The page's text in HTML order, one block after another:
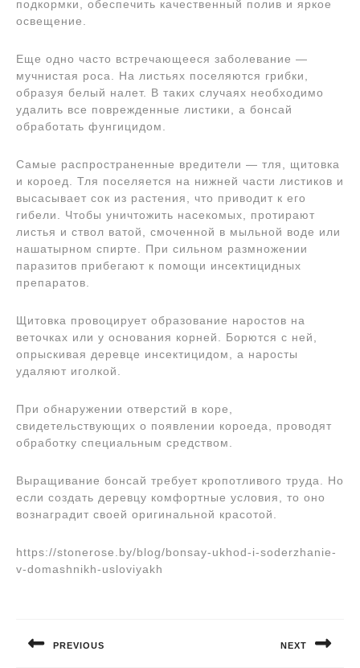
подкормки, обеспечить качественный полив и яркое
освещение.
Еще одно часто встречающееся заболевание —
мучнистая роса. На листьях поселяются грибки,
образуя белый налет. В таких случаях необходимо
удалить все поврежденные листики, а бонсай
обработать фунгицидом.
Самые распространенные вредители — тля, щитовка
и короед. Тля поселяется на нижней части листиков и
высасывает сок из растения, что приводит к его
гибели. Чтобы уничтожить насекомых, протирают
листья и ствол ватой, смоченной в мыльной воде или
нашатырном спирте. При сильном размножении
паразитов прибегают к помощи инсектицидных
препаратов.
Щитовка провоцирует образование наростов на
веточках или у основания корней. Борются с ней,
опрыскивая деревце инсектицидом, а наросты
удаляют иголкой.
При обнаружении отверстий в коре,
свидетельствующих о появлении короеда, проводят
обработку специальным средством.
Выращивание бонсай требует кропотливого труда. Но
если создать деревцу комфортные условия, то оно
вознаградит своей оригинальной красотой.
https://stonerose.by/blog/bonsay-ukhod-i-soderzhanie-
v-domashnikh-usloviyakh
записям
PREVIOUS NEXT